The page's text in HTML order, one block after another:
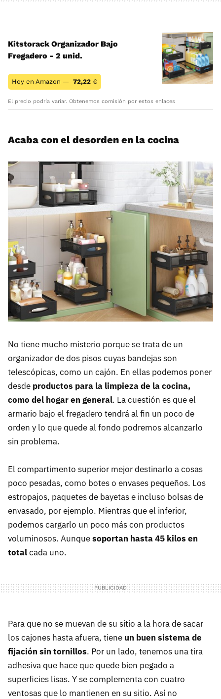
Kitstorack Organizador Bajo
Fregadero - 2 unid.
Hoy en Amazon — 72,22 €
El precio podría variar. Obtenemos comisión por estos enlaces
Acaba con el desorden en la cocina
No tiene mucho misterio porque se trata de un
organizador de dos pisos cuyas bandejas son
telescópicas, como un cajón. En ellas podemos poner
desde productos para la limpieza de la cocina,
como del hogar en general. La cuestión es que el
armario bajo el fregadero tendrá al fin un poco de
orden y lo que quede al fondo podremos alcanzarlo
sin problema.
El compartimento superior mejor destinarlo a cosas
poco pesadas, como botes o envases pequeños. Los
estropajos, paquetes de bayetas e incluso bolsas de
envasado, por ejemplo. Mientras que el inferior,
podemos cargarlo un poco más con productos
voluminosos. Aunquesoportan hasta 45 kilos en
totalcada uno.
Para que no se muevan de su sitio a la hora de sacar
los cajones hasta afuera, tiene un buen sistema de
fijación sin tornillos. Por un lado, tenemos una tira
adhesiva que hace que quede bien pegado a
superficies lisas. Y se complementa con cuatro
ventosas que lo mantienen en su sitio. Así no